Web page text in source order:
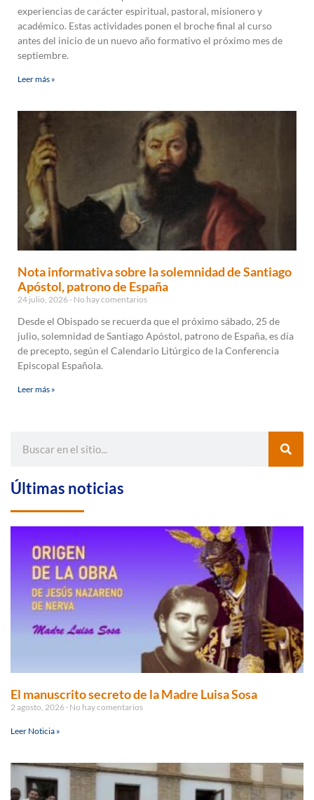
experiencias de carácter espiritual, pastoral, misionero y
académico. Estas actividades ponen el broche final al curso
antes del inicio de un nuevo año formativo el próximo mes de
septiembre.
Leer más »
Nota informativa sobre la solemnidad de Santiago
Apóstol, patrono de España
24 julio, 2026 No hay comentarios
Desde el Obispado se recuerda que el próximo sábado, 25 de
julio, solemnidad de Santiago Apóstol, patrono de España, es día
de precepto, según el Calendario Litúrgico de la Conferencia
Episcopal Española.
Leer más »
Últimas noticias
El manuscrito secreto de la Madre Luisa Sosa
2 agosto, 2026 No hay comentarios
Leer Noticia »